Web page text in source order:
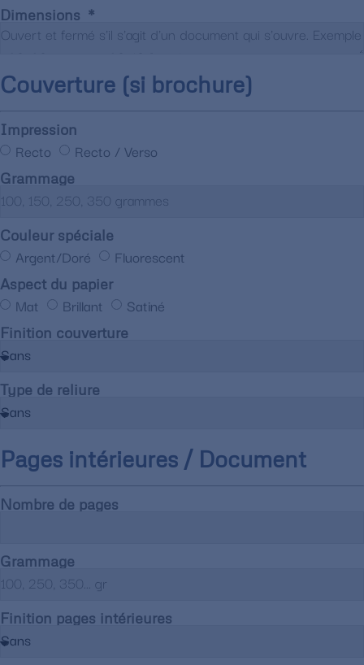
Dimensions
Couverture (si brochure)
Impression
Recto Recto / Verso
Grammage
Couleur spéciale
Argent/Doré Fluorescent
Aspect du papier
Mat Brillant Satiné
Finition couverture
Type de reliure
Pages intérieures / Document
Nombre de pages
Grammage
Finition pages intérieures